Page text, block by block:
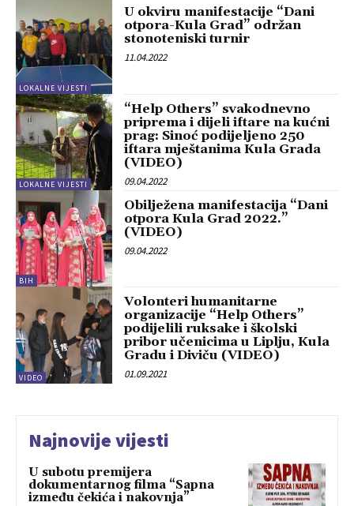
LOKALNE VIJESTI
U okviru manifestacije “Dani
otpora-Kula Grad” održan
stonoteniski turnir
11.04.2022
LOKALNE VIJESTI
“Help Others” svakodnevno
priprema i dijeli iftare na kućni
prag: Sinoć podijeljeno 250
iftara mještanima Kula Grada
(VIDEO)
09.04.2022
BIH
Obilježena manifestacija “Dani
otpora Kula Grad 2022.”
(VIDEO)
09.04.2022
VIDEO
Volonteri humanitarne
organizacije “Help Others”
podijelili ruksake i školski
pribor učenicima u Liplju, Kula
Gradu i Diviču (VIDEO)
01.09.2021
Najnovije vijesti
U subotu premijera
dokumentarnog filma “Sapna
između čekića i nakovnja”